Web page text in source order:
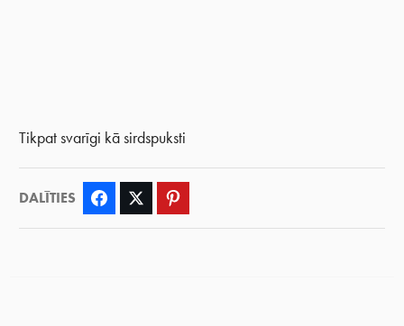
Tikpat svarīgi kā sirdspuksti
DALĪTIES Facebook Twitter